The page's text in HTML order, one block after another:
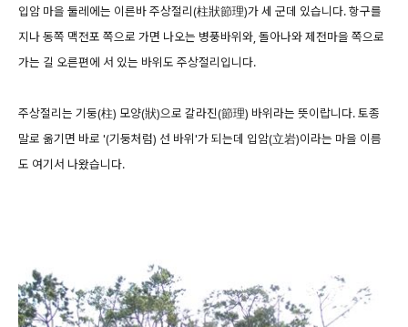
입암 마을 둘레에는 이른바 주상절리(柱狀節理)가 세 군데 있습니다. 항구를
지나 동쪽 맥전포 쪽으로 가면 나오는 병풍바위와, 돌아나와 제전마을 쪽으로
가는 길 오른편에 서 있는 바위도 주상절리입니다.
주상절리는 기둥(柱) 모양(狀)으로 갈라진(節理) 바위라는 뜻이랍니다. 토종
말로 옮기면 바로 '(기둥처럼) 선 바위'가 되는데 입암(立岩)이라는 마을 이름
도 여기서 나왔습니다.